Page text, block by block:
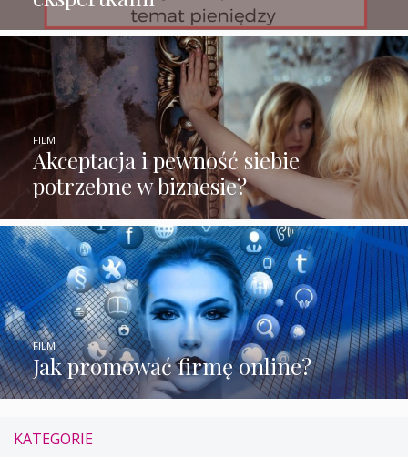
Akceptacja i pewność siebie
potrzebne w biznesie?
FILM
Jak promować firmę online?
FILM
KATEGORIE